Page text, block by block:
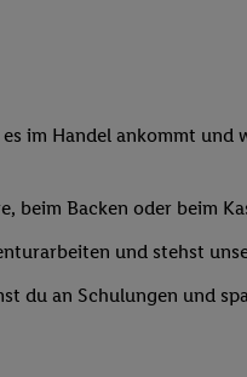
im Handel ankommt
beim Backen oder beim
und stehst
du an Schulungen und